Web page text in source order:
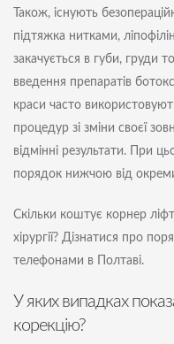
Також, існують
підтяжка нитками,
закачується в губи, груди
введення препаратів
краси часто
процедур зі зміни своєї
відмінні результати. При
порядок нижчою від
Скільки коштує корнер
хірургії? Дізнатися про
телефонами в Полтаві.
У яких випадках
корекцію?